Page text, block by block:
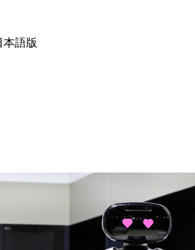
語版